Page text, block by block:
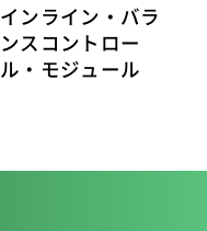
インライン・バラ
ンスコントロー
ル・モジュール